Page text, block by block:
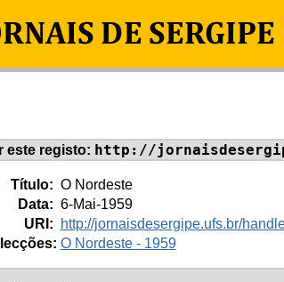
este registo: http://
Título: O Nordeste
Data: 6-Mai-1959
URI:
http://jornaisdesergipe.ufs.br/
O Nordeste - 1959